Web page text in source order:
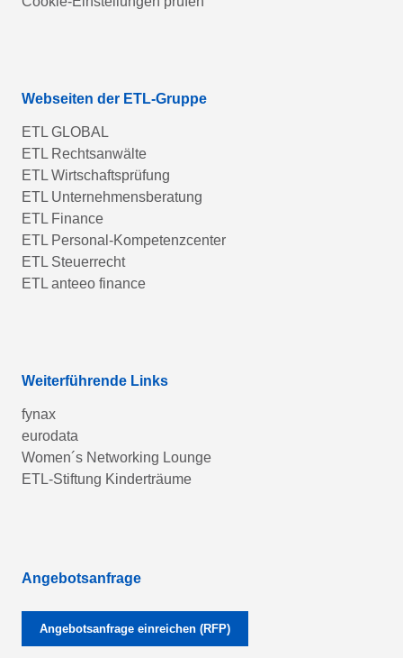
Webseiten der ETL-Gruppe
ETL GLOBAL
ETL Rechtsanwälte
ETL Wirtschaftsprüfung
ETL Unternehmensberatung
ETL Finance
ETL Personal-Kompetenzcenter
ETL Steuerrecht
ETL anteeo finance
Weiterführende Links
fynax
eurodata
Women´s Networking Lounge
ETL-Stiftung Kinderträume
Angebotsanfrage
Angebotsanfrage einreichen (RFP)